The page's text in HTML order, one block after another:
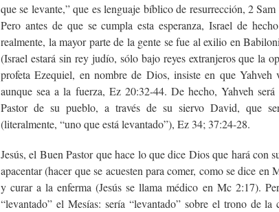
que se levante,” que es lenguaje bíblico de resurrección, 2
Pero antes de que se cumpla esta esperanza, Israel de
realmente, la mayor parte de la gente se fue al exilio en
(Israel estará sin rey judío, sólo bajo reyes extranjeros que la
profeta Ezequiel, en nombre de Dios, insiste en que Yahveh
aunque sea a la fuerza, Ez 20:32-44. De hecho, Yahveh
Pastor de su pueblo, a través de su siervo David, que
(literalmente, “uno que está levantado”), Ez 34; 37:24-28.
Jesús, el Buen Pastor que hace lo que dice Dios que hará con
apacentar (hacer que se acuesten para comer, como se dice
y curar a la enferma (Jesús se llama médico en Mc 2:17).
“levantado” el Mesías: sería “levantado” sobre el trono de